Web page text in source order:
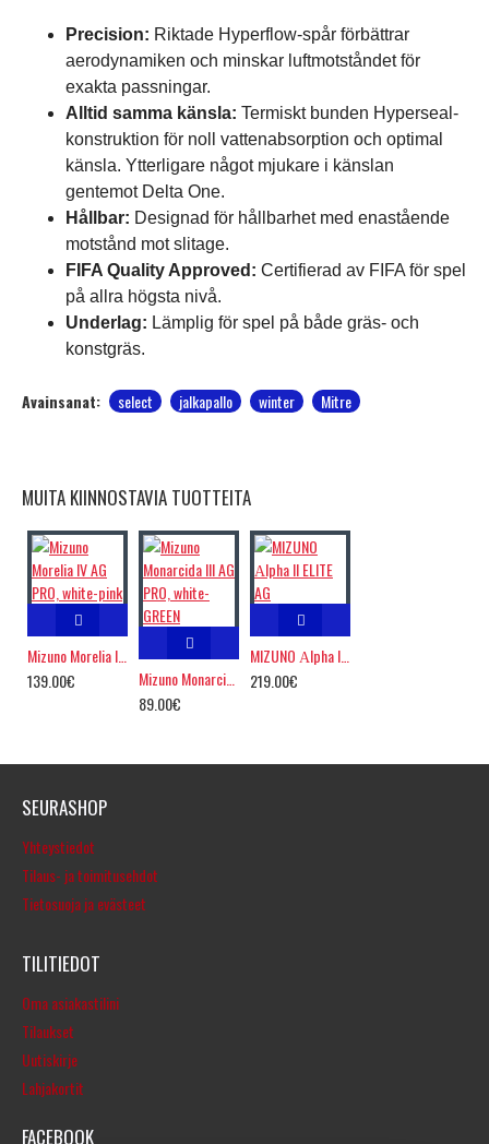
Precision: Riktade Hyperflow-spår förbättrar
aerodynamiken och minskar luftmotståndet för
exakta passningar.
Alltid samma känsla: Termiskt bunden Hyperseal-
konstruktion för noll vattenabsorption och optimal
känsla. Ytterligare något mjukare i känslan
gentemot Delta One.
Hållbar: Designad för hållbarhet med enastående
motstånd mot slitage.
FIFA Quality Approved: Certifierad av FIFA för spel
på allra högsta nivå.
Underlag: Lämplig för spel på både gräs- och
konstgräs.
Avainsanat: select jalkapallo winter Mitre
MUITA KIINNOSTAVIA TUOTTEITA
139.00€
Mizuno Monarcida III AG PRO, white-GREEN
89.00€
MIZUNO Αlpha II ELITE AG
219.00€
SEURASHOP
Yhteystiedot
Tilaus- ja toimitusehdot
Tietosuoja ja evästeet
TILITIEDOT
Oma asiakastilini
Tilaukset
Uutiskirje
Lahjakortit
FACEBOOK